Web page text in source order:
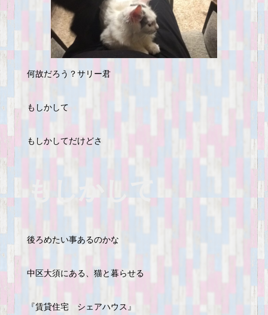
何故だろう？サリー君
もしかして
もしかしてだけどさ
もしかして
後ろめたい事あるのかな
中区大須にある、猫と暮らせる
『賃貸住宅 シェアハウス』